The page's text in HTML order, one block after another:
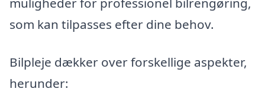
som kan tilpasses efter dine behov.
Bilpleje dækker over forskellige aspekter,
herunder: